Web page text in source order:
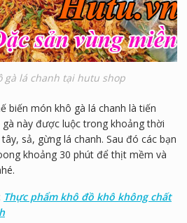
gà lá chanh tại hutu shop
biến món khô gà lá chanh là tiến
này được luộc trong khoảng thời
sả, gừng lá chanh. Sau đó các bạn
khoảng 30 phút để thịt mềm và
Thực phẩm khô đồ khô không chất